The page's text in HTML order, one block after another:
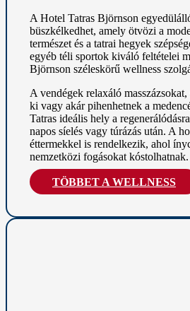
A Hotel Tatras Björnson
büszkélkedhet, amely ötvözi a
természet és a tatrai hegyek
egyéb téli sportok kiváló feltételei
Björnson széleskörű wellness
A vendégek relaxáló
ki vagy akár pihenhetnek a
Tatras ideális hely a
napos síelés vagy túrázás után. A
éttermekkel is rendelkezik, ahol
nemzetközi fogásokat kóstolhatnak.
TÖBBET A WELLNESS